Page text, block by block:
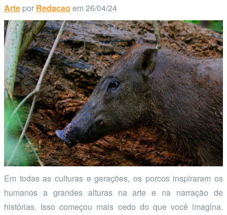
Arte por Redacao em 26/04/24
Em todas as culturas e gerações, os porcos inspiraram os
humanos a grandes alturas na arte e na narração de
histórias. Isso começou mais cedo do que você imagina.